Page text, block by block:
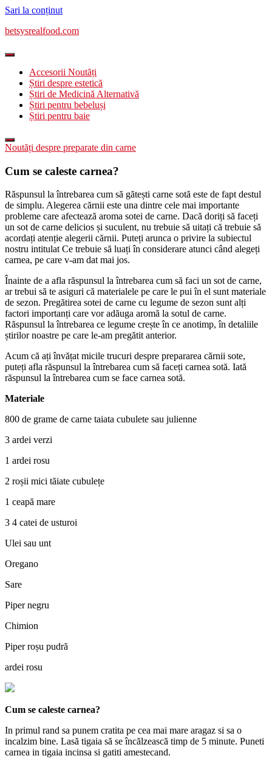
Sari la conținut
betsysrealfood.com
Accesorii Noutăți
Știri despre estetică
Știri de Medicină Alternativă
Știri pentru bebeluși
Știri pentru baie
Noutăți despre preparate din carne
Cum se caleste carnea?
Răspunsul la întrebarea cum să gătești carne sotă este de fapt destul
de simplu. Alegerea cărnii este una dintre cele mai importante
probleme care afectează aroma sotei de carne. Dacă doriți să faceți
un sot de carne delicios și suculent, nu trebuie să uitați că trebuie să
acordați atenție alegerii cărnii. Puteți arunca o privire la subiectul
nostru intitulat Ce trebuie să luați în considerare atunci când alegeți
carnea, pe care v-am dat mai jos.
Înainte de a afla răspunsul la întrebarea cum să faci un sot de carne,
ar trebui să te asiguri că materialele pe care le pui în el sunt materiale
de sezon. Pregătirea sotei de carne cu legume de sezon sunt alți
factori importanți care vor adăuga aromă la sotul de carne.
Răspunsul la întrebarea ce legume crește în ce anotimp, în detaliile
știrilor noastre pe care le-am pregătit anterior.
Acum că ați învățat micile trucuri despre prepararea cărnii sote,
puteți afla răspunsul la întrebarea cum să faceți carnea sotă. Iată
răspunsul la întrebarea cum se face carnea sotă.
Materiale
800 de grame de carne taiata cubulete sau julienne
3 ardei verzi
1 ardei rosu
2 roșii mici tăiate cubulețe
1 ceapă mare
3 4 catei de usturoi
Ulei sau unt
Oregano
Sare
Piper negru
Chimion
Piper roșu pudră
ardei rosu
Cum se caleste carnea?
In primul rand sa punem cratita pe cea mai mare aragaz si sa o
incalzim bine. Lasă tigaia să se încălzească timp de 5 minute. Puneti
carnea in tigaia incinsa si gatiti amestecand.